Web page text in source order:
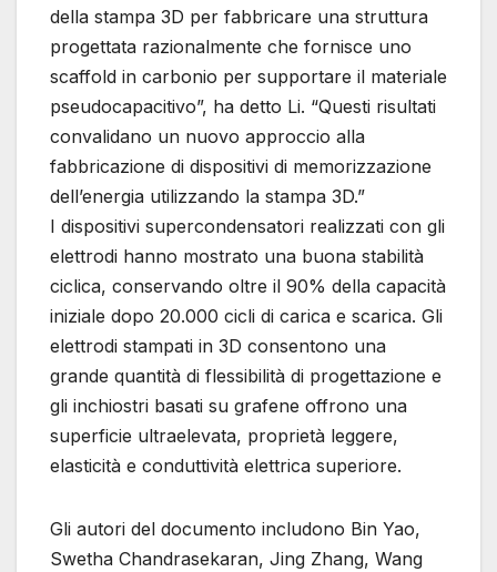
della stampa 3D per fabbricare una struttura
progettata razionalmente che fornisce uno
scaffold in carbonio per supportare il materiale
pseudocapacitivo”, ha detto Li. “Questi risultati
convalidano un nuovo approccio alla
fabbricazione di dispositivi di memorizzazione
dell’energia utilizzando la stampa 3D.”
I dispositivi supercondensatori realizzati con gli
elettrodi hanno mostrato una buona stabilità
ciclica, conservando oltre il 90% della capacità
iniziale dopo 20.000 cicli di carica e scarica. Gli
elettrodi stampati in 3D consentono una
grande quantità di flessibilità di progettazione e
gli inchiostri basati su grafene offrono una
superficie ultraelevata, proprietà leggere,
elasticità e conduttività elettrica superiore.
Gli autori del documento includono Bin Yao,
Swetha Chandrasekaran, Jing Zhang, Wang